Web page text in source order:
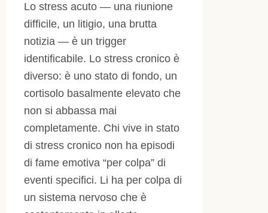
Lo stress acuto — una riunione
difficile, un litigio, una brutta
notizia — è un trigger
identificabile. Lo stress cronico è
diverso: è uno stato di fondo, un
cortisolo basalmente elevato che
non si abbassa mai
completamente. Chi vive in stato
di stress cronico non ha episodi
di fame emotiva “per colpa” di
eventi specifici. Li ha per colpa di
un sistema nervoso che è